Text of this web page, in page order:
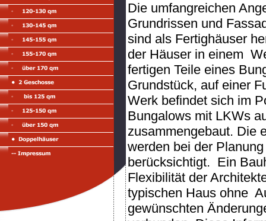
Die umfangreichen
Grundrissen und
sind als Fertighäuser
der Häuser in einem
fertigen Teile eines
Grundstück, auf einer
Werk befindet sich im
Bungalows mit LKWs
zusammengebaut. Die
werden bei der
berücksichtigt. Ein
Flexibilität der
typischen Haus ohne
gewünschten